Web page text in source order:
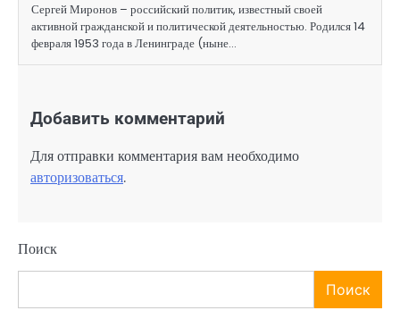
Сергей Миронов – российский политик, известный своей
активной гражданской и политической деятельностью. Родился 14
февраля 1953 года в Ленинграде (ныне…
Добавить комментарий
Для отправки комментария вам необходимо
авторизоваться.
Поиск
Поиск